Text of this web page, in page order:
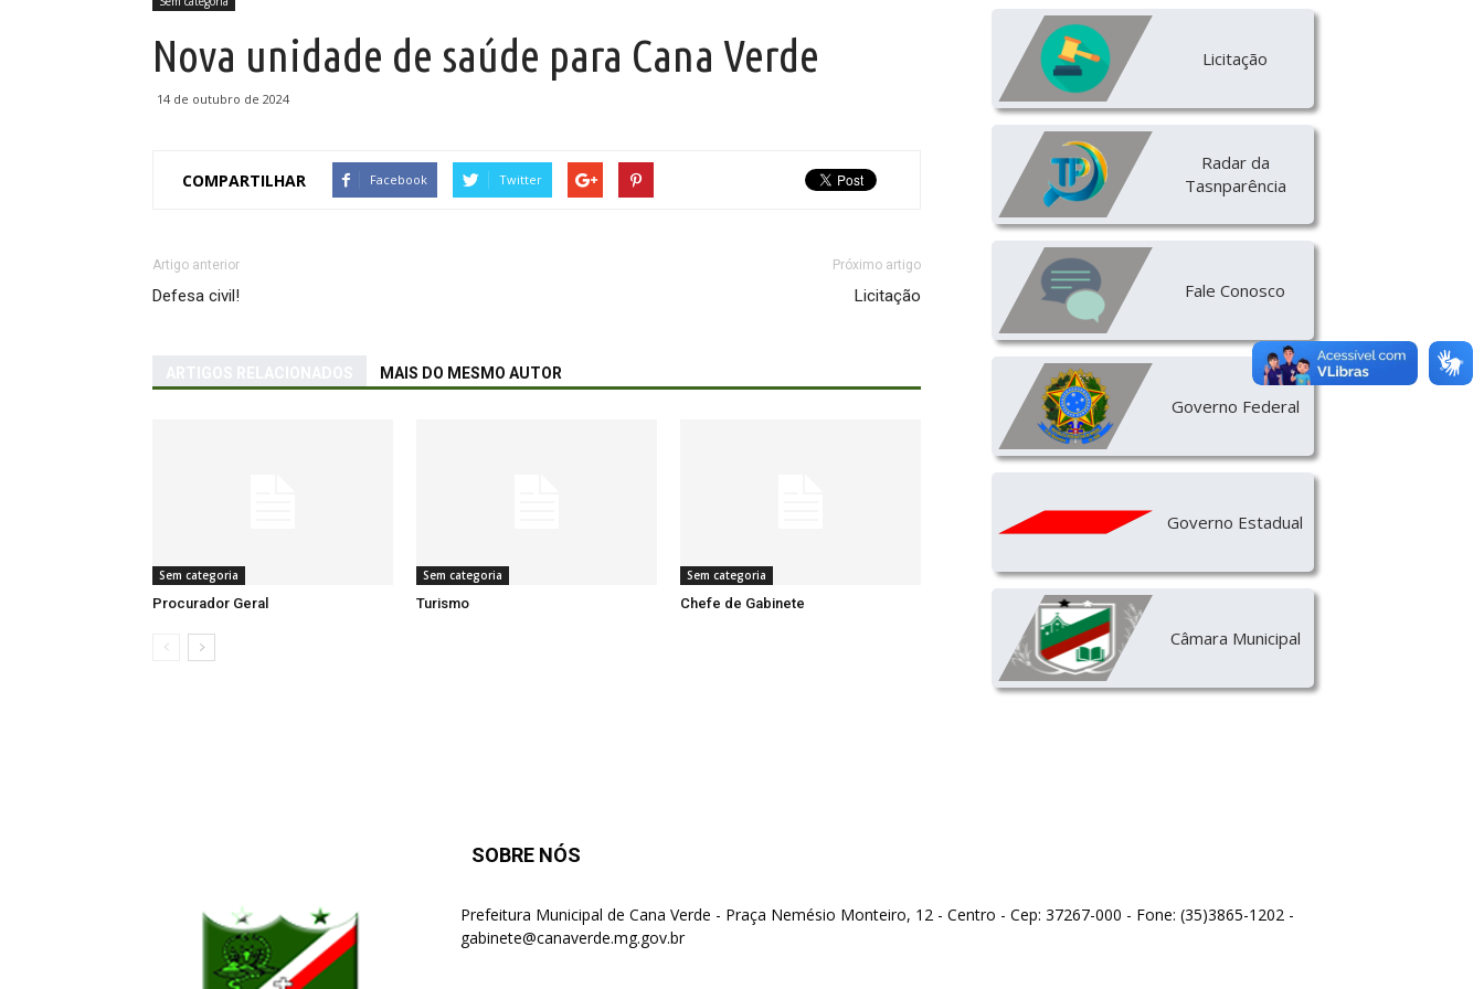
Verde
Nova unidade de saúde para Cana Verde
14 de outubro de 2024
COMPARTILHAR Facebook Twitter
Artigo anterior
Defesa civil!
Próximo artigo
Licitação
MAIS DO MESMO AUTOR
Sem categoria
Procurador Geral
Sem categoria
Turismo
Sem categoria
Chefe de Gabinete
Licitação
Radar da
Tasnparência
Fale Conosco
Governo Federal
Governo Estadual
Câmara Municipal
SOBRE NÓS
Prefeitura Municipal de Cana Verde - Praça Nemésio Monteiro, 12 - Centro - Cep: 37267-000 - Fone: (35)3865-1202 -
gabinete@canaverde.mg.gov.br